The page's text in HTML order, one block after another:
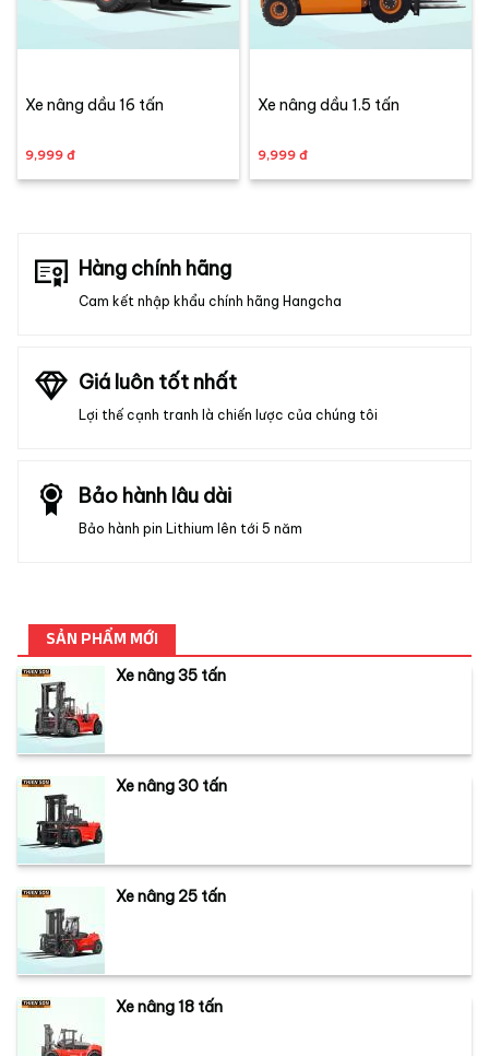
Xe nâng dầu 16 tấn
9,999 đ
Xe nâng dầu 1.5 tấn
9,999 đ
Hàng chính hãng
Cam kết nhập khẩu chính hãng Hangcha
Giá luôn tốt nhất
Lợi thế cạnh tranh là chiến lược của chúng tôi
Bảo hành lâu dài
Bảo hành pin Lithium lên tới 5 năm
SẢN PHẨM MỚI
Xe nâng 35 tấn
Xe nâng 30 tấn
Xe nâng 25 tấn
Xe nâng 18 tấn